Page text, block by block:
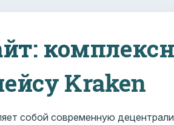
Kraken
собой современную